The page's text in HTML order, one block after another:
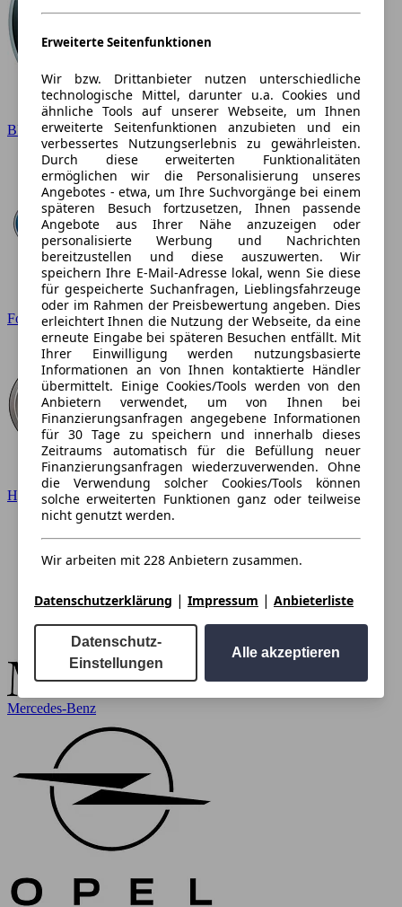
BMW
Ford
Hyundai
Mercedes-Benz
Erweiterte Seitenfunktionen
Wir bzw. Drittanbieter nutzen unterschiedliche
technologische Mittel, darunter u.a. Cookies und
ähnliche Tools auf unserer Webseite, um Ihnen
erweiterte Seitenfunktionen anzubieten und ein
verbessertes Nutzungserlebnis zu gewährleisten.
Durch diese erweiterten Funktionalitäten
ermöglichen wir die Personalisierung unseres
Angebotes - etwa, um Ihre Suchvorgänge bei einem
späteren Besuch fortzusetzen, Ihnen passende
Angebote aus Ihrer Nähe anzuzeigen oder
personalisierte Werbung und Nachrichten
bereitzustellen und diese auszuwerten. Wir
speichern Ihre E-Mail-Adresse lokal, wenn Sie diese
für gespeicherte Suchanfragen, Lieblingsfahrzeuge
oder im Rahmen der Preisbewertung angeben. Dies
erleichtert Ihnen die Nutzung der Webseite, da eine
erneute Eingabe bei späteren Besuchen entfällt. Mit
Ihrer Einwilligung werden nutzungsbasierte
Informationen an von Ihnen kontaktierte Händler
übermittelt. Einige Cookies/Tools werden von den
Anbietern verwendet, um von Ihnen bei
Finanzierungsanfragen angegebene Informationen
für 30 Tage zu speichern und innerhalb dieses
Zeitraums automatisch für die Befüllung neuer
Finanzierungsanfragen wiederzuverwenden. Ohne
die Verwendung solcher Cookies/Tools können
solche erweiterten Funktionen ganz oder teilweise
nicht genutzt werden.
Wir arbeiten mit 228 Anbietern zusammen.
Datenschutzerklärung | Impressum | Anbieterliste
Datenschutz-
Einstellungen
Alle akzeptieren